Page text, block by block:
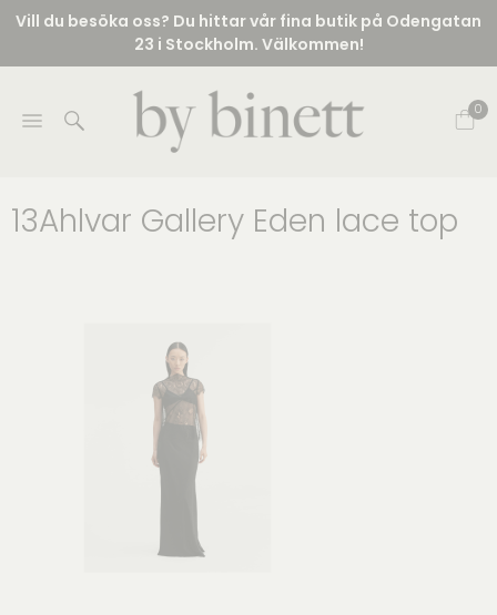
Vill du besöka oss? Du hittar vår fina butik på Odengatan
23 i Stockholm. Välkommen!
0
13Ahlvar Gallery Eden lace top